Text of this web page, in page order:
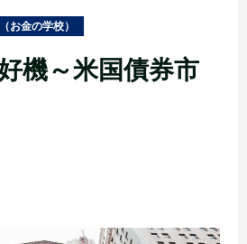
お金の学校）
機～米国債券市